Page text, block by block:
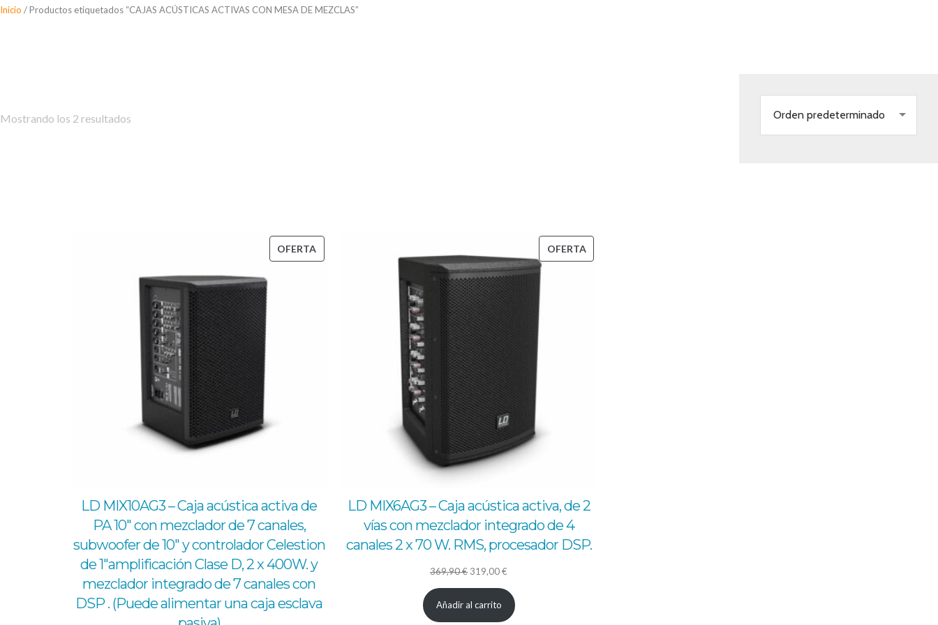
Saltar
Inicio / Productos etiquetados “CAJAS ACÚSTICAS ACTIVAS CON MESA DE MEZCLAS”
Mostrando los 2 resultados Orden predeterminado
OFERTA
LD MIX10AG3 – Caja acústica activa de
PA 10″ con mezclador de 7 canales,
subwoofer de 10″ y controlador Celestion
de 1″amplificación Clase D, 2 x 400W. y
mezclador integrado de 7 canales con
DSP . (Puede alimentar una caja esclava
OFERTAPRODUCTO
LD MIX6AG3 – Caja acústica activa, de 2
vías con mezclador integrado de 4
canales 2 x 70 W. RMS, procesador DSP.
369,90€ El
precio
original
319,00€
precio
actual
Añadir al carrito